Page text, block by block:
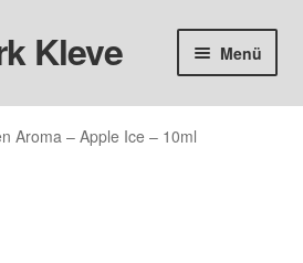
Kleve Menü
Aroma – Apple Ice – 10ml